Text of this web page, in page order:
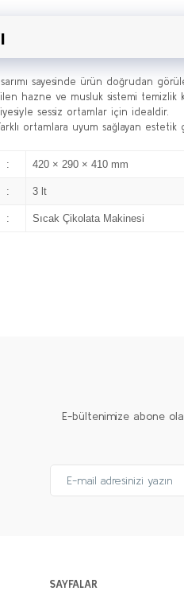
sayesinde ürün doğrudan
hazne ve musluk sistemi temizlik
sessiz ortamlar için idealdir.
ortamlara uyum sağlayan estetik
: 420 × 290 × 410 mm
: 3 lt
: Sıcak Çikolata Makinesi
E-bültenimize abone
SAYFALAR